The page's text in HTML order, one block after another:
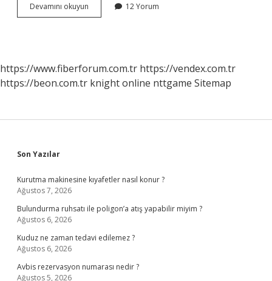
Devamını okuyun Sublimasyon
Mu
12 Yorum
https://www.fiberforum.com.tr https://vendex.com.tr
https://beon.com.tr knight online nttgame Sitemap
Sidebar
Son Yazılar
Kurutma makinesine kıyafetler nasıl konur ?
Ağustos 7, 2026
Bulundurma ruhsatı ile poligon’a atış yapabilir miyim ?
Ağustos 6, 2026
Kuduz ne zaman tedavi edilemez ?
Ağustos 6, 2026
Avbis rezervasyon numarası nedir ?
Ağustos 5, 2026